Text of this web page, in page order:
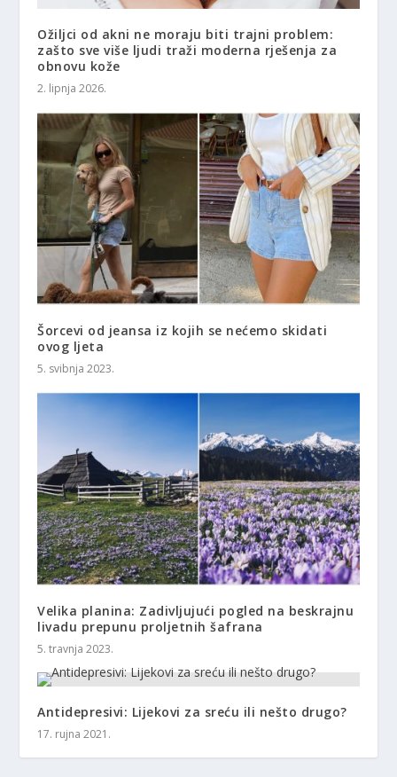
Ožiljci od akni ne moraju biti trajni problem:
zašto sve više ljudi traži moderna rješenja za
obnovu kože
2. lipnja 2026.
Šorcevi od jeansa iz kojih se nećemo skidati
ovog ljeta
5. svibnja 2023.
Velika planina: Zadivljujući pogled na beskrajnu
livadu prepunu proljetnih šafrana
5. travnja 2023.
Antidepresivi: Lijekovi za sreću ili nešto drugo?
17. rujna 2021.